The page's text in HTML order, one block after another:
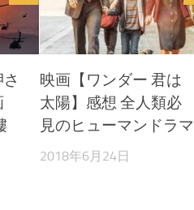
映画【ワンダー 君は
太陽】感想 全人類必
見のヒューマンドラマ
2018年6月24日